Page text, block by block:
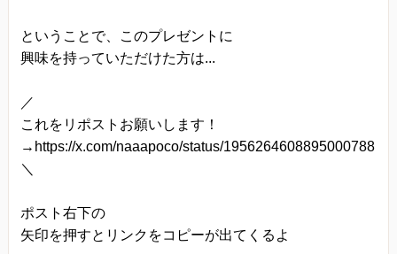
ということで、このプレゼントに
興味を持っていただけた方は...
／
これをリポストお願いします！
→https://x.com/naaapoco/status/1956264608895000788
＼
ポスト右下の
矢印を押すとリンクをコピーが出てくるよ